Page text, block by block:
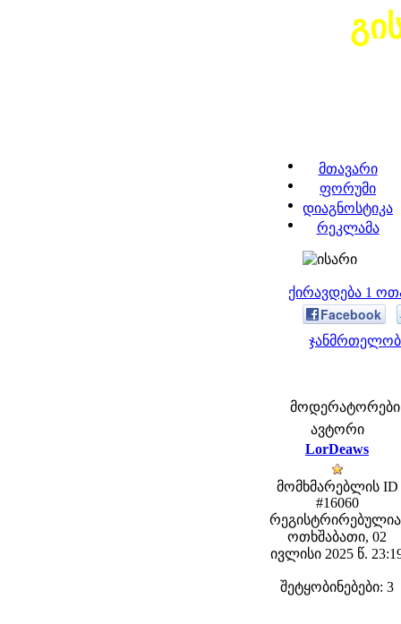
მთავარი
ფორუმი
დიაგნოსტიკა
რეკლამა
ქირავდება 1
Facebook
მოდერატორები:
ავტორი
LorDeaws
მომხმარებლის ID
#16060
ოთხშაბათი, 02
ივლისი 2025 წ.
შეტყობინებები: 3